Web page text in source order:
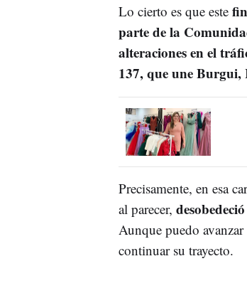
Lo cierto es que este
parte de la
alteraciones en el
137, que une
Precisamente, en esa
al parecer,
Aunque puedo
continuar su trayecto.